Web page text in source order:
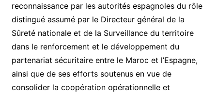
reconnaissance par les autorités espagnoles du rôle
distingué assumé par le Directeur général de la
Sûreté nationale et de la Surveillance du territoire
dans le renforcement et le développement du
partenariat sécuritaire entre le Maroc et l’Espagne,
ainsi que de ses efforts soutenus en vue de
consolider la coopération opérationnelle et